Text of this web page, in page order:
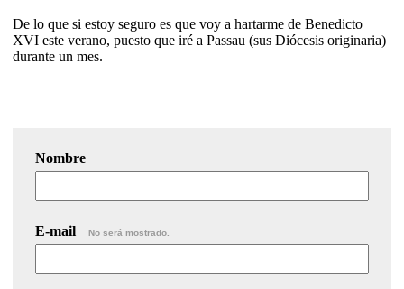
De lo que si estoy seguro es que voy a hartarme de Benedicto
XVI este verano, puesto que iré a Passau (sus Diócesis originaria)
durante un mes.
Nombre
E-mail No será mostrado.